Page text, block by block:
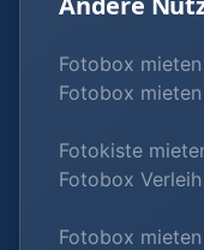
Fotobox mieten
Fotobox
Fotokiste
Fotobox Verleih
Fotobox